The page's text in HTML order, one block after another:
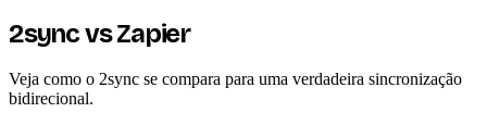
2sync vs Zapier
Veja como o 2sync se compara para uma verdadeira sincronização
bidirecional.